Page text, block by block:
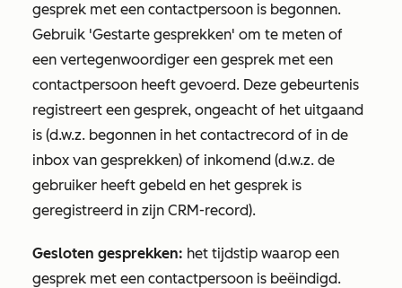
gesprek met een contactpersoon is begonnen.
Gebruik 'Gestarte gesprekken' om te meten of
een vertegenwoordiger een gesprek met een
contactpersoon heeft gevoerd. Deze gebeurtenis
registreert een gesprek, ongeacht of het uitgaand
is (d.w.z. begonnen in het contactrecord of in de
inbox van gesprekken) of inkomend (d.w.z. de
gebruiker heeft gebeld en het gesprek is
geregistreerd in zijn CRM-record).
Gesloten gesprekken: het tijdstip waarop een
gesprek met een contactpersoon is beëindigd.